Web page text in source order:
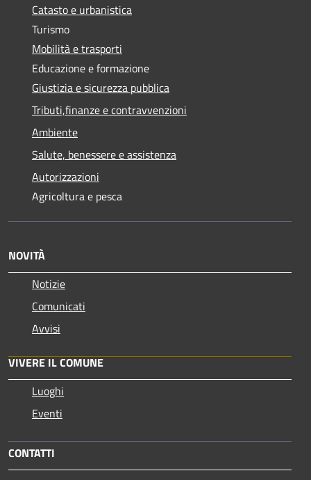
Catasto e urbanistica
Turismo
Mobilità e trasporti
Educazione e formazione
Giustizia e sicurezza pubblica
Tributi,finanze e contravvenzioni
Ambiente
Salute, benessere e assistenza
Autorizzazioni
Agricoltura e pesca
NOVITÀ
Notizie
Comunicati
Avvisi
VIVERE IL COMUNE
Luoghi
Eventi
CONTATTI